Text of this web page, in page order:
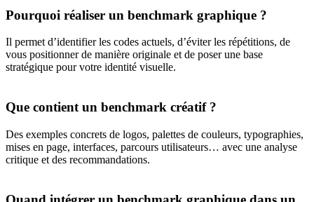
Pourquoi réaliser un benchmark graphique ?
Il permet d’identifier les codes actuels, d’éviter les répétitions, de
vous positionner de manière originale et de poser une base
stratégique pour votre identité visuelle.
Que contient un benchmark créatif ?
Des exemples concrets de logos, palettes de couleurs, typographies,
mises en page, interfaces, parcours utilisateurs… avec une analyse
critique et des recommandations.